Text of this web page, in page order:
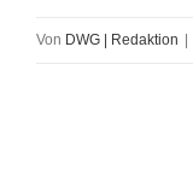
Von DWG | Redaktion |